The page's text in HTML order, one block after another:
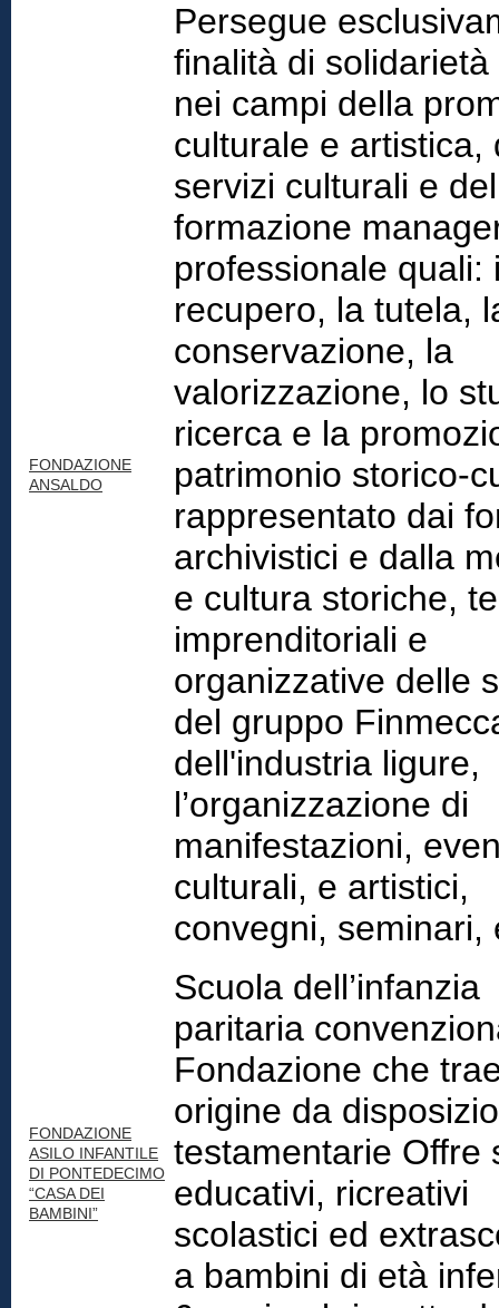
FONDAZIONE
ANSALDO
Persegue
finalità di solidarietà
nei campi della
culturale e artistica,
servizi culturali e
formazione
professionale quali:
recupero, la tutela,
conservazione, la
valorizzazione, lo
ricerca e la
patrimonio storico-
rappresentato dai
archivistici e dalla
e cultura storiche,
imprenditoriali e
organizzative delle
del gruppo
dell'industria ligure,
l’organizzazione di
manifestazioni,
culturali, e artistici,
convegni, seminari,
FONDAZIONE
ASILO INFANTILE
DI PONTEDECIMO
“CASA DEI
BAMBINI”
Scuola dell’infanzia
paritaria
Fondazione che
origine da
testamentarie Offre
educativi, ricreativi
scolastici ed
a bambini di età